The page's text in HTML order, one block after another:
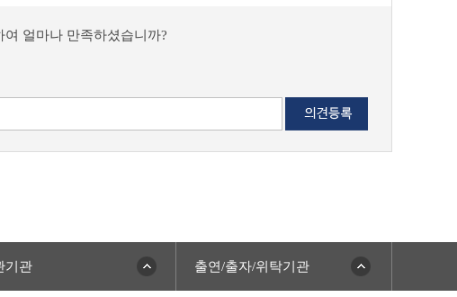
얼마나 만족하셨습니까?
기관 출연/출자/위탁기관